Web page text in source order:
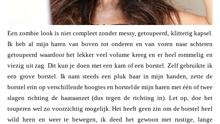
Een zombie look is niet compleet zonder messy, getoupeerd, klitterig kapsel.
Ik heb al mijn haren van boven tot onderen en van voren naar achteren
getoupeerd waardoor het lekker veel volume kreeg en er heel rommelig en
viezig uit zag. Dit kun je doen met een kam of een borstel. Zelf gebruikte ik
een grove borstel. Ik nam steeds een pluk haar in mijn handen, zette de
borstel erin op verschillende hoogtes en borstelde mijn haren met één of twee
slagen richting de haaraanzet (dus tegen de richting in). Let op, doe het
touperen wel zo voorzichtig mogelijk. Het heeft geen zin om de borstel heel
wild heen en weer te bewegen, ik deed het gewoon met rustige, lange